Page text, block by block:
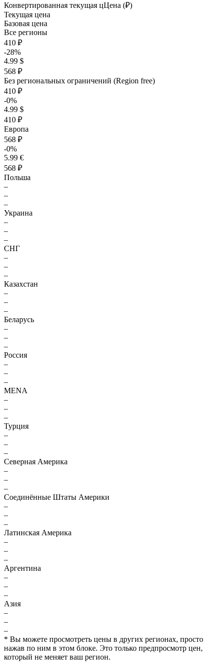
Конвертированная текущая цЦена (₽)
Текущая цена
Базовая цена
Все регионы
410 ₽
-28%
4.99 $
568 ₽
Без региональных ограничений (Region free)
410 ₽
-0%
4.99 $
410 ₽
Европа
568 ₽
-0%
5.99 €
568 ₽
Польша
–
–
–
Украина
–
–
–
СНГ
–
–
–
Казахстан
–
–
–
Беларусь
–
–
–
Россия
–
–
–
MENA
–
–
–
Турция
–
–
–
Северная Америка
–
–
–
Соединённые Штаты Америки
–
–
–
Латинская Америка
–
–
–
Аргентина
–
–
–
Азия
–
–
–
* Вы можете просмотреть цены в других регионах, просто
нажав по ним в этом блоке. Это только предпросмотр цен,
который не меняет ваш регион.